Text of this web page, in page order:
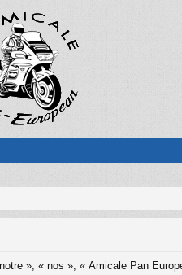
», « nos », « Amicale Pan